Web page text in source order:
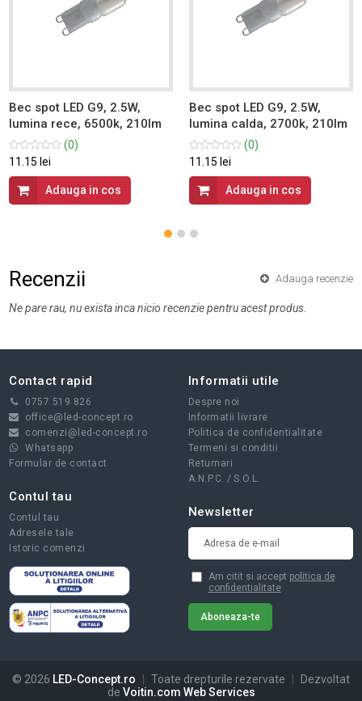
Bec spot LED G9, 2.5W,
lumina rece, 6500k, 210lm
(0)
11.15 lei
Adauga in cos
Bec spot LED G9, 2.5W,
lumina calda, 2700k, 210lm
(0)
11.15 lei
Adauga in cos
Recenzii Adauga recenzie
Ne pare rau, nu exista inca nicio recenzie pentru acest produs.
Contact rapid
0757 519 826
office@led-concept.ro
comenzi@led-concept.ro
Whatsapp
Formular de contact
Informatii utile
Despre noi
Informatii livrare
Politica de confidentialitate
Termeni si conditii
Returnari
A.N.P.C. / S.O.L.
Contul tau
Contul tau
Adresele tale
Istoric comenzi
Newsletter
Am citit si accept politica de
confidentialitate
© 2026 LED-Concept.ro | Toate drepturile rezervate |
Dezvoltat
de Voitin.com Web Services